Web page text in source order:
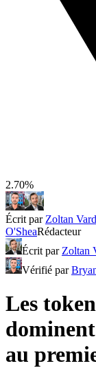
2.70%
Écrit par Zoltan
O'SheaRédacteur
Écrit par Zoltan
Vérifié par
Les
au